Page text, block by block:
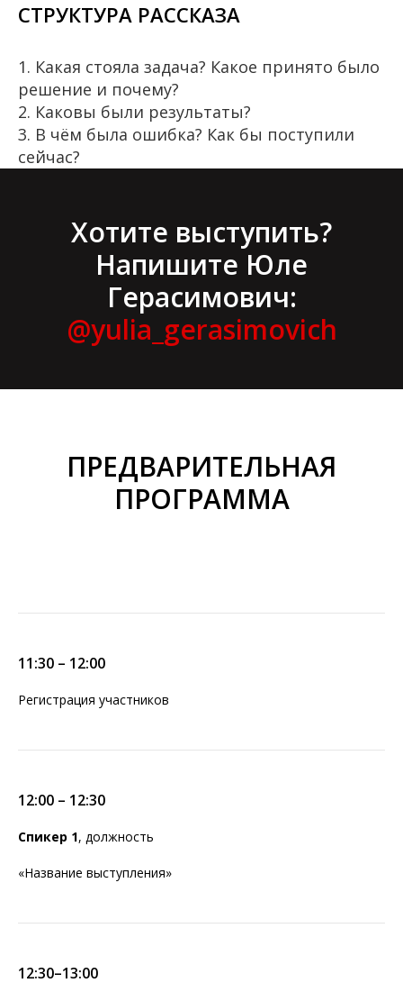
СТРУКТУРА РАССКАЗА
1. Какая стояла задача? Какое принято было
решение и почему?
2. Каковы были результаты?
3. В чём была ошибка? Как бы поступили
сейчас?
Хотите выступить?
Напишите Юле
Герасимович:
@yulia_gerasimovich
ПРЕДВАРИТЕЛЬНАЯ
ПРОГРАММА
11:30 – 12:00
Регистрация участников
12:00 – 12:30
Спикер 1, должность
«Название выступления»
12:30–13:00